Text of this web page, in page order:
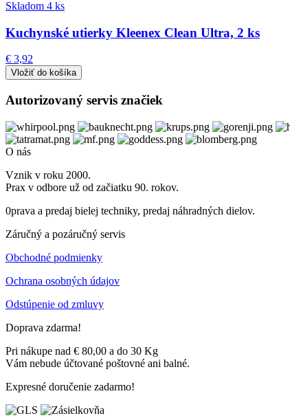
Skladom 4 ks
Kuchynské utierky Kleenex Clean Ultra, 2 ks
€ 3,92
Autorizovaný servis značiek
O nás
Vznik v roku 2000.
Prax v odbore už od začiatku 90. rokov.
0prava a predaj bielej techniky, predaj náhradných dielov.
Záručný a pozáručný servis
Obchodné podmienky
Ochrana osobných údajov
Odstúpenie od zmluvy
Doprava zdarma!
Pri nákupe nad € 80,00 a do 30 Kg
Vám nebude účtované poštovné ani balné.
Expresné doručenie zadarmo!